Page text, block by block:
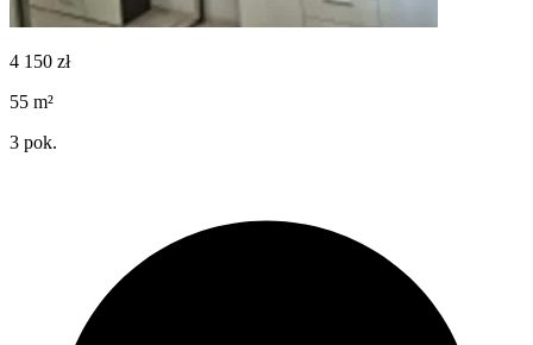
4 150 zł
55 m²
3 pok.